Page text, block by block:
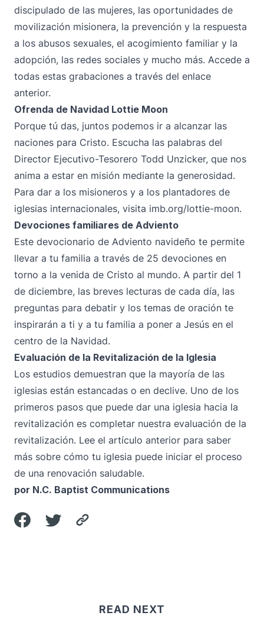
discipulado de las mujeres, las oportunidades de
movilización misionera, la prevención y la respuesta
a los abusos sexuales, el acogimiento familiar y la
adopción, las redes sociales y mucho más. Accede a
todas estas grabaciones a través del enlace
anterior.
Ofrenda de Navidad Lottie Moon
Porque tú das, juntos podemos ir a alcanzar las
naciones para Cristo. Escucha las palabras del
Director Ejecutivo-Tesorero Todd Unzicker, que nos
anima a estar en misión mediante la generosidad.
Para dar a los misioneros y a los plantadores de
iglesias internacionales, visita imb.org/lottie-moon.
Devociones familiares de Adviento
Este devocionario de Adviento navideño te permite
llevar a tu familia a través de 25 devociones en
torno a la venida de Cristo al mundo. A partir del 1
de diciembre, las breves lecturas de cada día, las
preguntas para debatir y los temas de oración te
inspirarán a ti y a tu familia a poner a Jesús en el
centro de la Navidad.
Evaluación de la Revitalización de la Iglesia
Los estudios demuestran que la mayoría de las
iglesias están estancadas o en declive. Uno de los
primeros pasos que puede dar una iglesia hacia la
revitalización es completar nuestra evaluación de la
revitalización. Lee el artículo anterior para saber
más sobre cómo tu iglesia puede iniciar el proceso
de una renovación saludable.
por N.C. Baptist Communications
READ NEXT